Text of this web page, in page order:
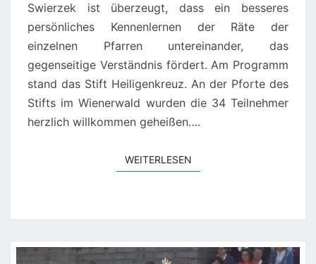
Swierzek ist überzeugt, dass ein besseres
persönliches Kennenlernen der Räte der
einzelnen Pfarren untereinander, das
gegenseitige Verständnis fördert. Am Programm
stand das Stift Heiligenkreuz. An der Pforte des
Stifts im Wienerwald wurden die 34 Teilnehmer
herzlich willkommen geheißen….
WEITERLESENWEITERLESEN